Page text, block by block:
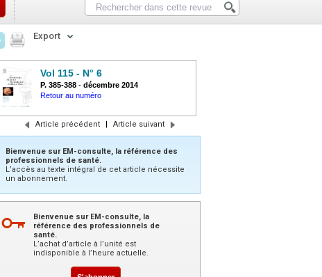
Export
Vol 115 - N° 6
P. 385-388 - décembre 2014
Retour au numéro
Article précédent | Article suivant
Bienvenue sur EM-consulte, la référence des
professionnels de santé.
L’accès au texte intégral de cet article nécessite
un abonnement.
Bienvenue sur EM-consulte, la
référence des professionnels de
santé.
L’achat d’article à l’unité est
indisponible à l’heure actuelle.